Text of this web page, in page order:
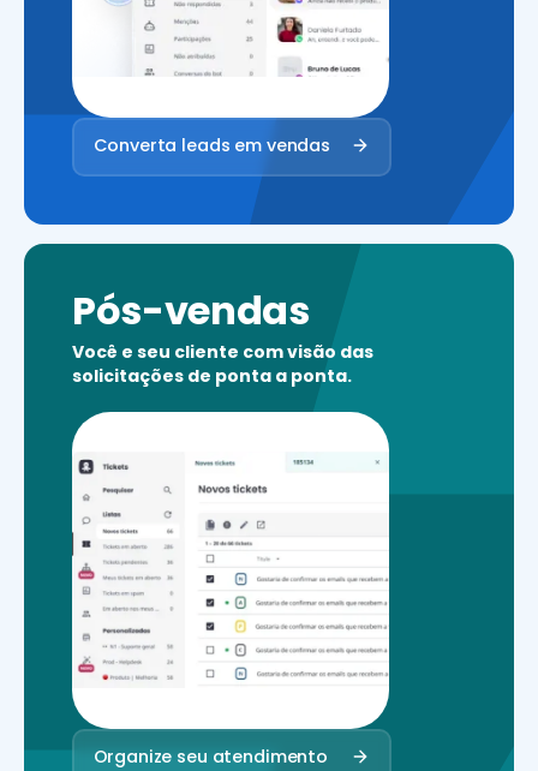
Converta leads em vendas
Pós-vendas
Você e seu cliente com visão das
solicitações de ponta a ponta.
Organize seu atendimento